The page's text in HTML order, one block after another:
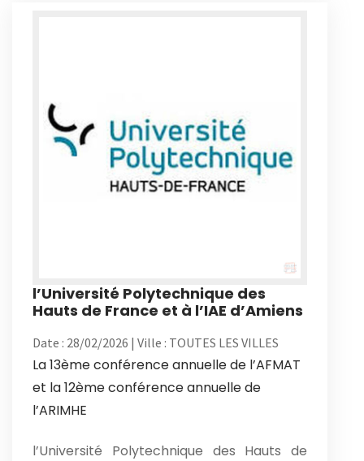
l’Université Polytechnique des
Hauts de France et à l’IAE d’Amiens
Date : 28/02/2026 | Ville : TOUTES LES VILLES
La 13ème conférence annuelle de l’AFMAT
et la 12ème conférence annuelle de
l’ARIMHE
l’Université Polytechnique des Hauts de